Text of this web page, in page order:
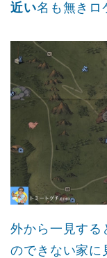
近い名も無きロ
外から一見する
のできない家に